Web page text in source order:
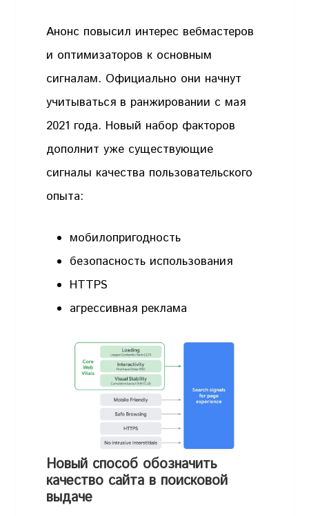
Анонс повысил интерес вебмастеров
и оптимизаторов к основным
сигналам. Официально они начнут
учитываться в ранжировании с мая
2021 года. Новый набор факторов
дополнит уже существующие
сигналы качества пользовательского
опыта:
мобилопригодность
безопасность использования
HTTPS
агрессивная реклама
Новый способ обозначить
качество сайта в поисковой
выдаче